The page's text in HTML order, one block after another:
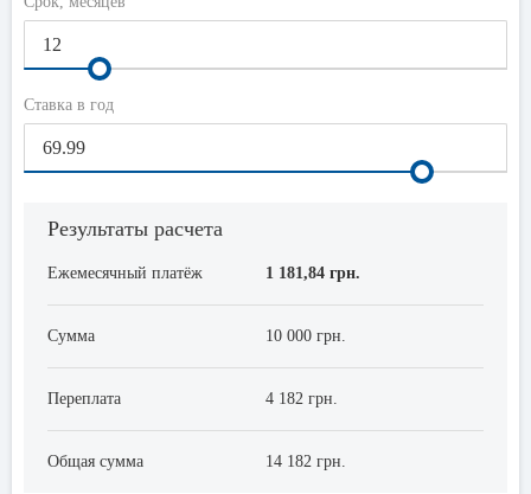
Ставка в год
Результаты расчета
Ежемесячный платёж 1 181,84 грн.
Сумма 10 000 грн.
Переплата 4 182 грн.
Общая сумма 14 182 грн.